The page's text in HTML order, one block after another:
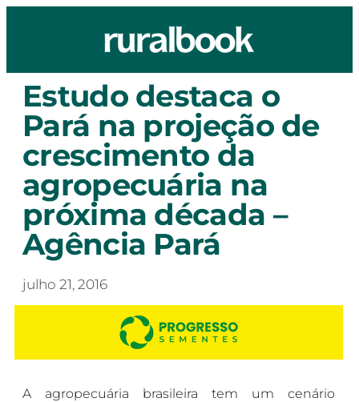
Estudo destaca o
Pará na projeção de
crescimento da
agropecuária na
próxima década –
Agência Pará
julho 21, 2016
A agropecuária brasileira tem um cenário